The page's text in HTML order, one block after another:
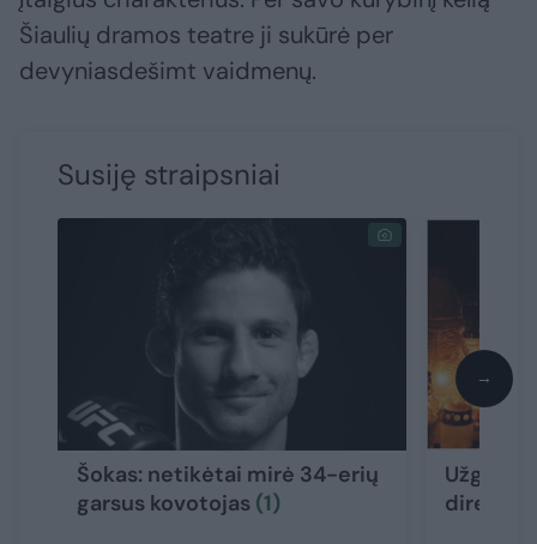
Šiaulių dramos teatre ji sukūrė per
devyniasdešimt vaidmenų.
Susiję straipsniai
Šokas: netikėtai mirė 34-erių
garsus kovotojas (1)
Užgeso
→